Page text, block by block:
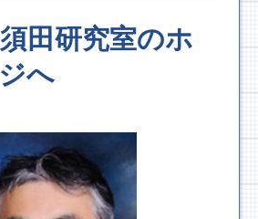
田研究室のホ
へ